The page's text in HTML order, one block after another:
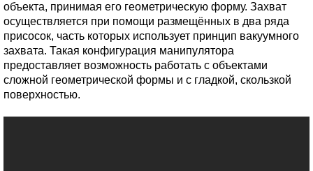
объекта, принимая его геометрическую форму. Захват
осуществляется при помощи размещённых в два ряда
присосок, часть которых использует принцип вакуумного
захвата. Такая конфигурация манипулятора
предоставляет возможность работать с объектами
сложной геометрической формы и с гладкой, скользкой
поверхностью.